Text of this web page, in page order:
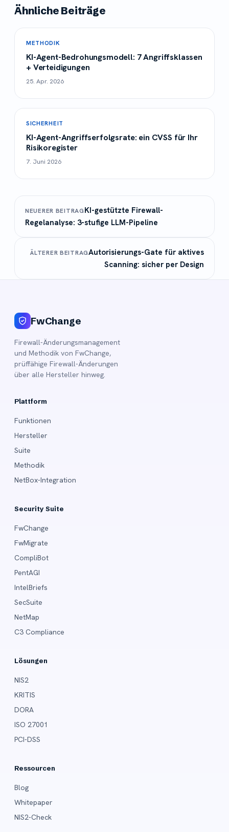
Ähnliche Beiträge
METHODIK
KI-Agent-Bedrohungsmodell: 7 Angriffsklassen
+ Verteidigungen
25. Apr. 2026
SICHERHEIT
KI-Agent-Angriffserfolgsrate: ein CVSS für Ihr
Risikoregister
7. Juni 2026
NEUERER BEITRAGKI-gestützte Firewall-
Regelanalyse: 3-stufige LLM-Pipeline
ÄLTERER BEITRAGAutorisierungs-Gate für aktives
Scanning: sicher per Design
FwChange
Firewall-Änderungsmanagement
und Methodik von FwChange,
prüffähige Firewall-Änderungen
über alle Hersteller hinweg.
Plattform
Funktionen
Hersteller
Suite
Methodik
NetBox-Integration
Security Suite
FwChange
FwMigrate
CompliBot
PentAGI
IntelBriefs
SecSuite
NetMap
C3 Compliance
Lösungen
NIS2
KRITIS
DORA
ISO 27001
PCI-DSS
Ressourcen
Blog
Whitepaper
NIS2-Check